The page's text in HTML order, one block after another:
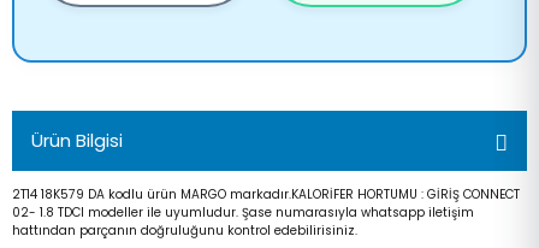
Ürün Bilgisi
2T14 18K579 DA kodlu ürün MARGO markadır.KALORİFER HORTUMU : GİRİŞ CONNECT
02- 1.8 TDCI modeller ile uyumludur. Şase numarasıyla whatsapp iletişim
hattından parçanın doğruluğunu kontrol edebilirisiniz.